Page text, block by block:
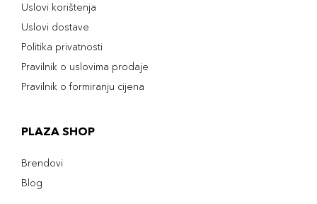
Uslovi korištenja
Uslovi dostave
Politika privatnosti
Pravilnik o uslovima prodaje
Pravilnik o formiranju cijena
PLAZA SHOP
Brendovi
Blog